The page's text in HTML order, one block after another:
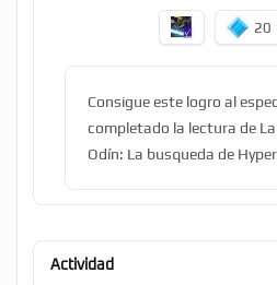
20
Consigue este logro al
completado la lectura de
Odín: La busqueda de
Actividad